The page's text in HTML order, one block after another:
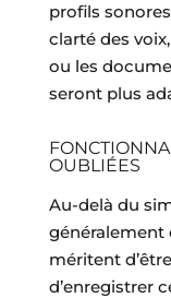
profils
clarté des
ou les
seront plus
OUBLIÉES
Au-delà du
généralement
méritent
d’enregistrer